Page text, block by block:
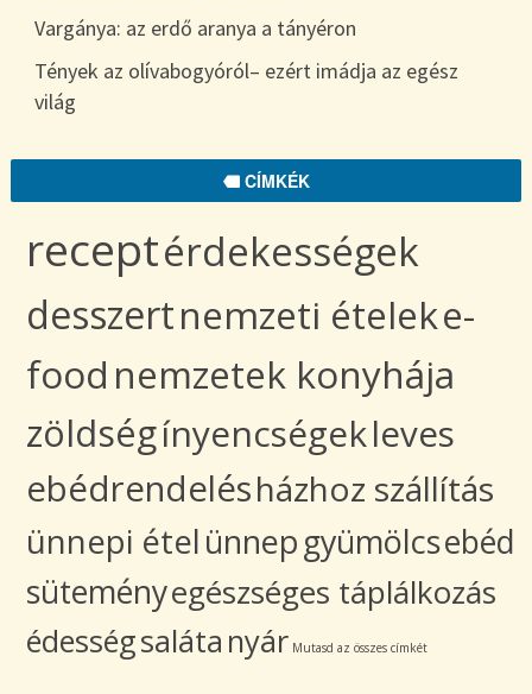
Vargánya: az erdő aranya a tányéron
Tények az olívabogyóról– ezért imádja az egész
világ
CÍMKÉK
receptérdekességek
desszertnemzeti ételeke-
food nemzetek konyhája
zöldségínyencségekleves
ebédrendelésházhoz szállítás
ünnepi ételünnepgyümölcsebéd
süteményegészséges táplálkozás
édességsaláta nyár Mutasd az összes címkét